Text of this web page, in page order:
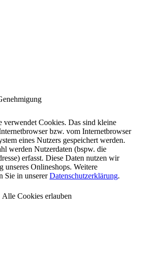
verwendet Cookies. Das sind kleine
bzw. vom Internetbrowser
eines Nutzers gespeichert werden.
werden Nutzerdaten (bspw. die
erfasst. Diese Daten nutzen wir
unseres Onlineshops. Weitere
Sie in unsererDatenschutzerklärung.
Alle Cookies erlauben